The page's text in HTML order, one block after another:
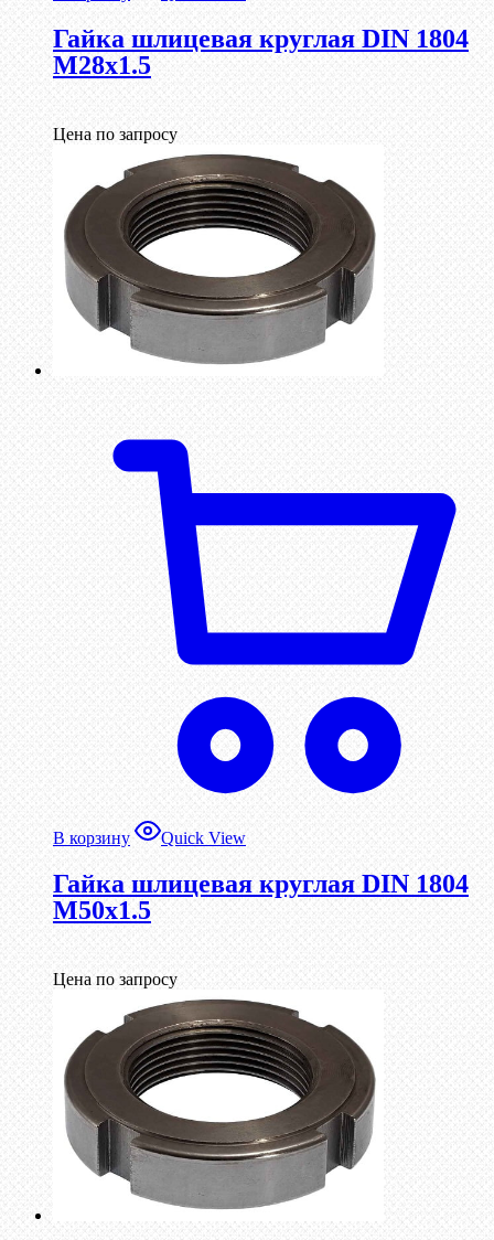
Гайка шлицевая круглая DIN 1804
М28х1.5
Цена по запросу
В корзину Quick View
Гайка шлицевая круглая DIN 1804
М50х1.5
Цена по запросу